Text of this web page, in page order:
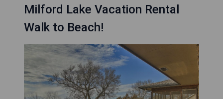
Milford Lake Vacation Rental
Walk to Beach!